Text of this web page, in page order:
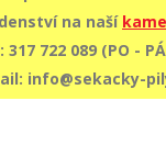
na naší
722 089 (PO -
info@sekacky-